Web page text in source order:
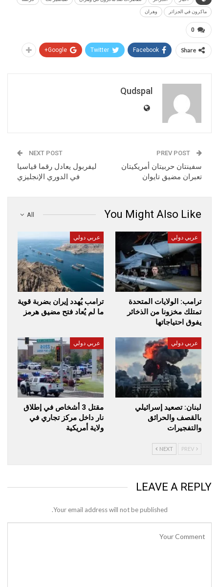
ماكرون في الجزائر وهران
0
Share
Facebook
Twitter
Google+
Qudspal
سفينتان حربيتان أمريكيتان
تعبران مضيق تايوان
NEXT POST
ليفربول يعادل رقما قياسيا
في الدوري الإنجليزي
All You Might Also Like
عربي دولي
ترامب: الولايات المتحدة
تمتلك مخزونا من الذخائر
يفوق احتياجاتها
عربي دولي
ترامب يُهدد إيران بضربة قوية
ما لم يُعاد فتح مضيق هرمز
عربي دولي
لبنان: تصعيد إسرائيلي
بالقصف والحرائق
والتفجيرات
عربي دولي
مقتل 3 أشخاص في إطلاق
نار داخل مركز تجاري في
ولاية أمريكية
NEXT
LEAVE A REPLY
Your email address will not be published.